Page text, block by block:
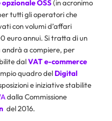
OSS(in acronimo
tutti gli operatori che
con volumi d’affari
euro annui. Si tratta di un
andrà a compiere, per
dalVAT e-commerce
quadro del Digital
e iniziative stabilite
dalla Commissione
del 2016.